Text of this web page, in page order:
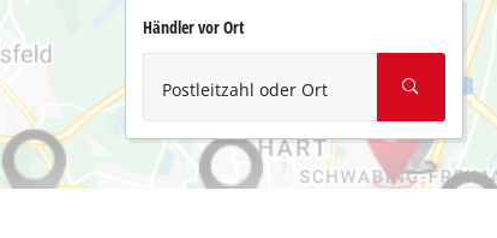
Händler vor Ort
Postleitzahl oder Ort